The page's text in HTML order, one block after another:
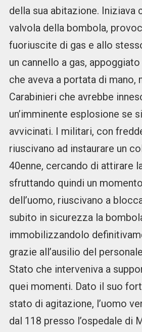
della sua abitazione. Iniziava
valvola della bombola,
fuoriuscite di gas e allo
un cannello a gas,
che aveva a portata di mano,
Carabinieri che avrebbe
un’imminente esplosione se
avvicinati. I militari, con
riuscivano ad instaurare un
40enne, cercando di attirare
sfruttando quindi un
dell’uomo, riuscivano a
subito in sicurezza la
immobilizzandolo
grazie all’ausilio del
Stato che interveniva a
quei momenti. Dato il suo
stato di agitazione, l’uomo
dal 118 presso l’ospedale di